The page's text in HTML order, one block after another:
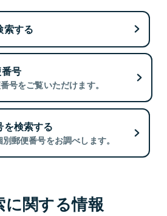
索する
号
号をご覧いただけます。
を検索する
郵便番号をお調べします。
に関する情報